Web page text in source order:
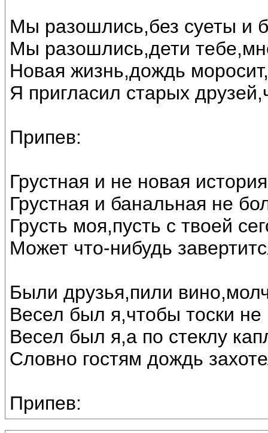
Мы разошлись,без суеты и
Мы разошлись,дети
Новая жизнь,дождь
Я пригласил старых
Припев:
Грустная и не новая
Грустная и банальная не
Грусть моя,пусть с твоей
Может что-нибудь
Были друзья,пили
Весел был я,чтобы тоски не
Весел был я,а по стеклу
Словно гостям дождь
Припев: